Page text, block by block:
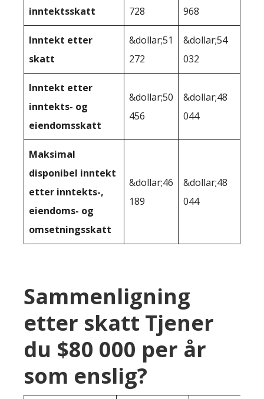
inntektsskatt
728
968
Inntekt etter
skatt
&dollar;51
272
&dollar;54
032
Inntekt etter
inntekts- og
eiendomsskatt
&dollar;50
456
&dollar;48
044
Maksimal
disponibel inntekt
etter inntekts-,
eiendoms- og
omsetningsskatt
&dollar;46
189
&dollar;48
044
Sammenligning
etter skatt Tjener
du $80 000 per år
som enslig?